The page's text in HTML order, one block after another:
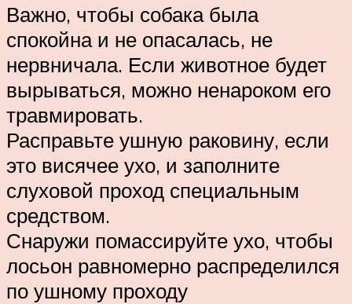
Важно, чтобы собака была
спокойна и не опасалась, не
нервничала. Если животное будет
вырываться, можно ненароком его
травмировать.
Расправьте ушную раковину, если
это висячее ухо, и заполните
слуховой проход специальным
средством.
Снаружи помассируйте ухо, чтобы
лосьон равномерно распределился
по ушному проходу